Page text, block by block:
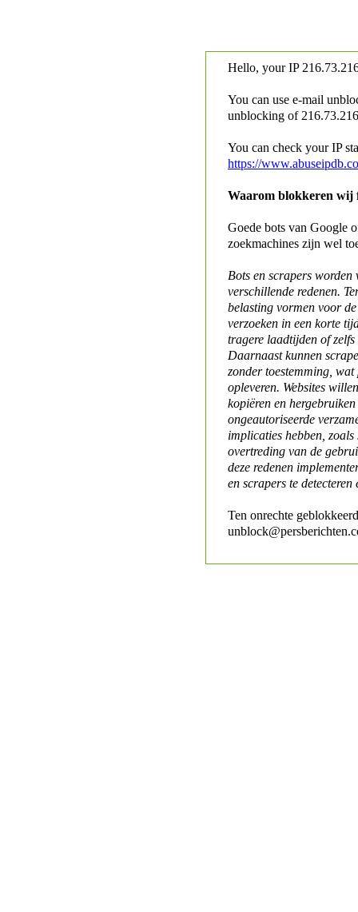
Hello, your IP
You can use e-mail
unblocking of
You can check your IP
https://
Waarom blokkeren wij
Goede bots van Google
zoekmachines zijn wel
Bots en scrapers worden
verschillende redenen.
belasting vormen voor
verzoeken in een korte
tragere laadtijden of
Daarnaast kunnen
zonder toestemming,
opleveren. Websites
kopiëren en
ongeautoriseerde
implicaties hebben,
overtreding van de
deze redenen
en scrapers te detecteren
Ten onrechte